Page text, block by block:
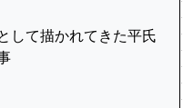
して描かれてきた平氏